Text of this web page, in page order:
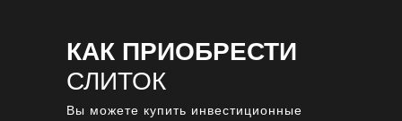
КАК ПРИОБРЕСТИ
СЛИТОК
Вы можете купить инвестиционные